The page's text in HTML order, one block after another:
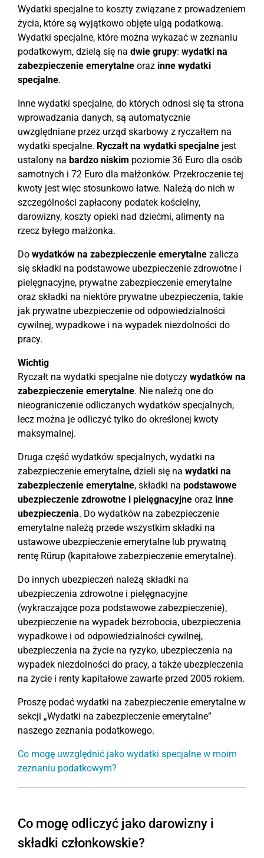
Wydatki specjalne to koszty związane z prowadzeniem
życia, które są wyjątkowo objęte ulgą podatkową.
Wydatki specjalne, które można wykazać w zeznaniu
podatkowym, dzielą się na dwie grupy: wydatki na
zabezpieczenie emerytalne oraz inne wydatki
specjalne.
Inne wydatki specjalne, do których odnosi się ta strona
wprowadzania danych, są automatycznie
uwzględniane przez urząd skarbowy z ryczałtem na
wydatki specjalne. Ryczałt na wydatki specjalne jest
ustalony na bardzo niskim poziomie 36 Euro dla osób
samotnych i 72 Euro dla małżonków. Przekroczenie tej
kwoty jest więc stosunkowo łatwe. Należą do nich w
szczególności zapłacony podatek kościelny,
darowizny, koszty opieki nad dziećmi, alimenty na
rzecz byłego małżonka.
Do wydatków na zabezpieczenie emerytalne zalicza
się składki na podstawowe ubezpieczenie zdrowotne i
pielęgnacyjne, prywatne zabezpieczenie emerytalne
oraz składki na niektóre prywatne ubezpieczenia, takie
jak prywatne ubezpieczenie od odpowiedzialności
cywilnej, wypadkowe i na wypadek niezdolności do
pracy.
Wichtig
Ryczałt na wydatki specjalne nie dotyczy wydatków na
zabezpieczenie emerytalne. Nie należą one do
nieograniczenie odliczanych wydatków specjalnych,
lecz można je odliczyć tylko do określonej kwoty
maksymalnej.
Druga część wydatków specjalnych, wydatki na
zabezpieczenie emerytalne, dzieli się na wydatki na
zabezpieczenie emerytalne, składki na podstawowe
ubezpieczenie zdrowotne i pielęgnacyjne oraz inne
ubezpieczenia. Do wydatków na zabezpieczenie
emerytalne należą przede wszystkim składki na
ustawowe ubezpieczenie emerytalne lub prywatną
rentę Rürup (kapitałowe zabezpieczenie emerytalne).
Do innych ubezpieczeń należą składki na
ubezpieczenia zdrowotne i pielęgnacyjne
(wykraczające poza podstawowe zabezpieczenie),
ubezpieczenie na wypadek bezrobocia, ubezpieczenia
wypadkowe i od odpowiedzialności cywilnej,
ubezpieczenia na życie na ryzyko, ubezpieczenia na
wypadek niezdolności do pracy, a także ubezpieczenia
na życie i renty kapitałowe zawarte przed 2005 rokiem.
Proszę podać wydatki na zabezpieczenie emerytalne w
sekcji „Wydatki na zabezpieczenie emerytalne”
naszego zeznania podatkowego.
Co mogę uwzględnić jako wydatki specjalne w moim
zeznaniu podatkowym?
Co mogę odliczyć jako darowizny i
składki członkowskie?